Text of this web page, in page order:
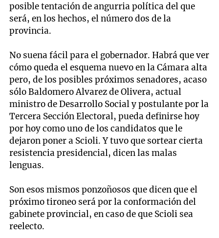
posible tentación de angurria política del que
será, en los hechos, el número dos de la
provincia.
No suena fácil para el gobernador. Habrá que ver
cómo queda el esquema nuevo en la Cámara alta
pero, de los posibles próximos senadores, acaso
sólo Baldomero Alvarez de Olivera, actual
ministro de Desarrollo Social y postulante por la
Tercera Sección Electoral, pueda definirse hoy
por hoy como uno de los candidatos que le
dejaron poner a Scioli. Y tuvo que sortear cierta
resistencia presidencial, dicen las malas
lenguas.
Son esos mismos ponzoñosos que dicen que el
próximo tironeo será por la conformación del
gabinete provincial, en caso de que Scioli sea
reelecto.